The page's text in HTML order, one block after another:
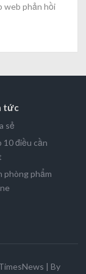
web phản hồi
tức
sẻ
10 điều cần
phòng phẩm
| By